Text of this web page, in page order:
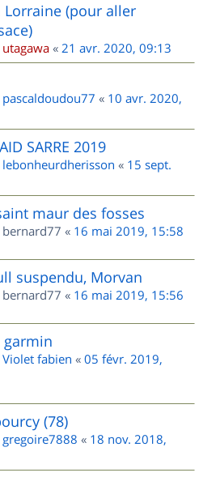
Lorraine (pour aller
utagawa « 21 avr. 2020, 09:13
pascaldoudou77 « 10 avr. 2020,
SARRE 2019
lebonheurdherisson « 15 sept.
maur des fosses
bernard77 « 16 mai 2019, 15:58
suspendu, Morvan
bernard77 « 16 mai 2019, 15:56
garmin
Violet fabien « 05 févr. 2019,
(78)
gregoire7888 « 18 nov. 2018,